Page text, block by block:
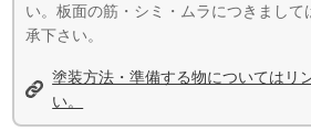
い。板面の筋・シミ・ムラにつきまして
承下さい。
塗装方法・準備する物についてはリ
い。